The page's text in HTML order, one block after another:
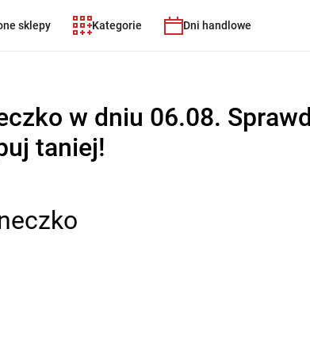
sklepy Kategorie Dni handlowe
w dniu 06.08.
taniej!